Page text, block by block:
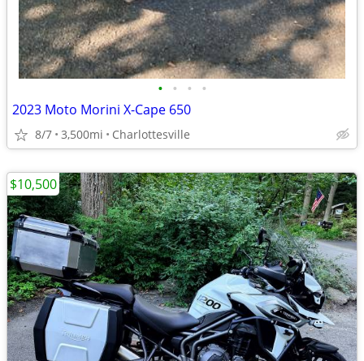
• • • •
2023 Moto Morini X-Cape 650
8/7 3,500mi Charlottesville
$10,500